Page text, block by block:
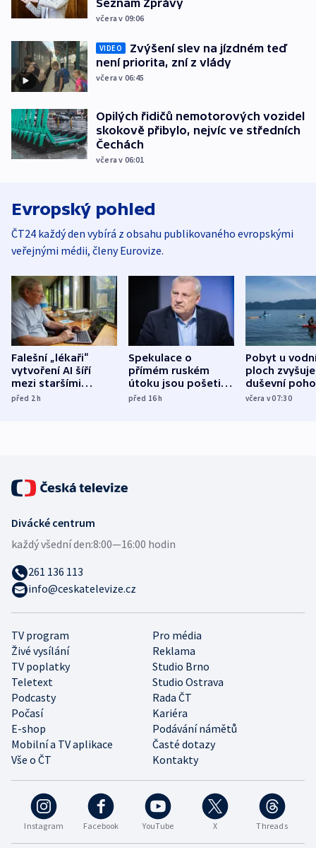
Seznam Zprávy
včera v 09:06
VIDEO
Zvýšení slev na jízdném teď
není priorita, zní z vlády
včera v 06:45
Opilých řidičů nemotorových vozidel
skokově přibylo, nejvíc ve středních
Čechách
včera v 06:01
Evropský pohled
ČT24 každý den vybírá z obsahu publikovaného evropskými
veřejnými médii, členy Eurovize.
Falešní „lékaři“
vytvoření AI šíří
mezi staršími
Poláky nebezpečné
před 2h
Spekulace o
přímém ruském
útoku jsou pošetilé,
míní estonský
před 16h
Pobyt u
ploch zvyšuje
duševní
ukázala
včera v 07:30
Instagram Facebook YouTube X Threads
TV program
Pro média
Živé vysílání
Reklama
TV poplatky
Studio Brno
Teletext
Studio Ostrava
Podcasty
Rada ČT
Počasí
Kariéra
E-shop
Podávání námětů
Mobilní a TV aplikace
Časté dotazy
Vše o ČT
Kontakty
Divácké centrum
každý všední den:8:00—16:00 hodin
261 136 113
info@ceskatelevize.cz